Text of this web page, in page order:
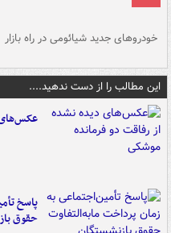
خودروهای جدید شیائومی در راه بازار
این مطالب را از دست ندهید....
عکس‌های
پاسخ
حقوق